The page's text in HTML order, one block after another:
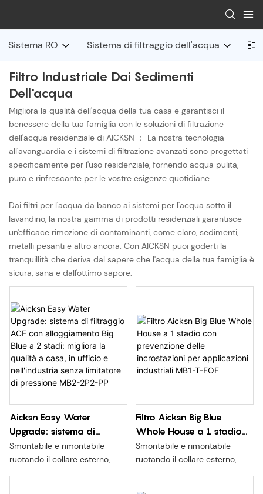
Sistema RO Sistema di filtraggio dell'acqua
Filtro Industriale Dai Sedimenti
Dell'acqua
Migliora la qualità dell'acqua della tua casa e garantisci il
benessere della tua famiglia con le soluzioni di filtrazione
dell'acqua residenziale di AICKSN ： La nostra tecnologia
all'avanguardia e i sistemi di filtrazione avanzati sono progettati
specificamente per l'uso residenziale, fornendo acqua pulita,
pura e rinfrescante per le vostre esigenze quotidiane.
Dai filtri per l'acqua da banco ai sistemi per l'acqua sotto il
lavandino, la nostra gamma di prodotti residenziali garantisce
un'efficace rimozione di contaminanti, come cloro, sedimenti,
metalli pesanti e altro ancora. Con AICKSN puoi goderti la
tranquillità che deriva dal sapere che l'acqua della tua famiglia è
sicura, sana e dall'ottimo sapore.
Aicksn Easy Water
Upgrade: sistema di
filtraggio ACF con
alloggiamento Big Blue a 2
stadi: migliora la qualità a
Smontabile e rimontabile
ruotando il collare esterno,
Filtro Aicksn Big Blue
Whole House a 1 stadio
con prevenzione delle
incrostazioni per
applicazioni industriali
Smontabile e rimontabile
ruotando il collare esterno,